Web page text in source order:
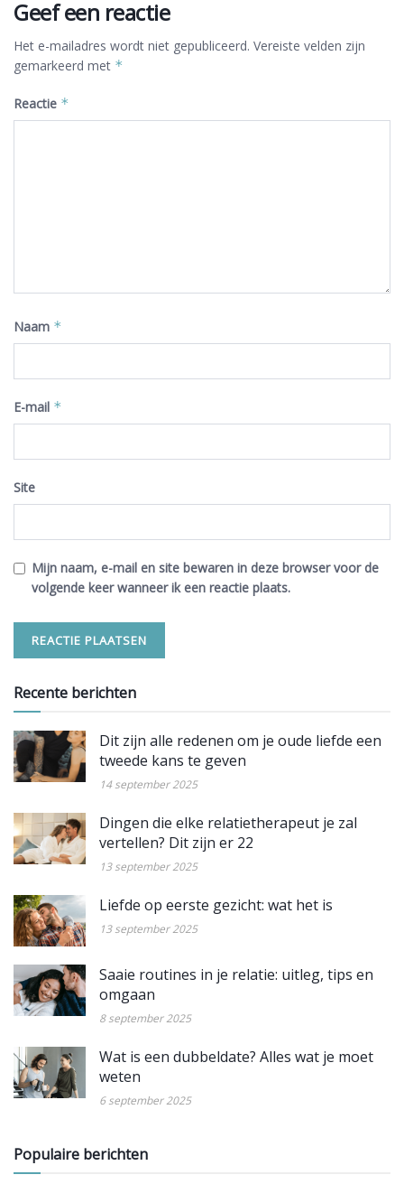
Geef een reactie
Het e-mailadres wordt niet gepubliceerd. Vereiste velden zijn
gemarkeerd met *
Reactie *
Naam *
E-mail *
Site
Mijn naam, e-mail en site bewaren in deze browser voor de
volgende keer wanneer ik een reactie plaats.
Recente berichten
Dit zijn alle redenen om je oude liefde een
tweede kans te geven
14 september 2025
Dingen die elke relatietherapeut je zal
vertellen? Dit zijn er 22
13 september 2025
Liefde op eerste gezicht: wat het is
13 september 2025
Saaie routines in je relatie: uitleg, tips en
omgaan
8 september 2025
Wat is een dubbeldate? Alles wat je moet
weten
6 september 2025
Populaire berichten